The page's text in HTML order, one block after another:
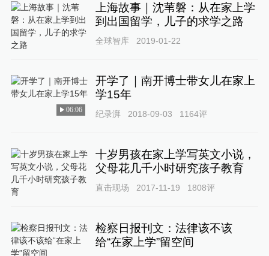
上海故事｜沈苇磐：从在家上学
到出国留学，儿子的求学之路
全球智库 2019-01-22
06:06
开学了｜南开博士带女儿在家上
学15年
纪录湃 2018-09-03 1164评
十岁男孩在家上学写英文小说，
父母花几千小时研究孩子教育
直击现场 2017-11-19 1808评
检察日报刊文：法律该不该
给“在家上学”留空间